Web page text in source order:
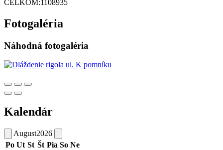
CELKOM:1108935
Fotogaléria
Náhodná fotogaléria
Kalendár
August2026
Po Ut St Št Pia So Ne